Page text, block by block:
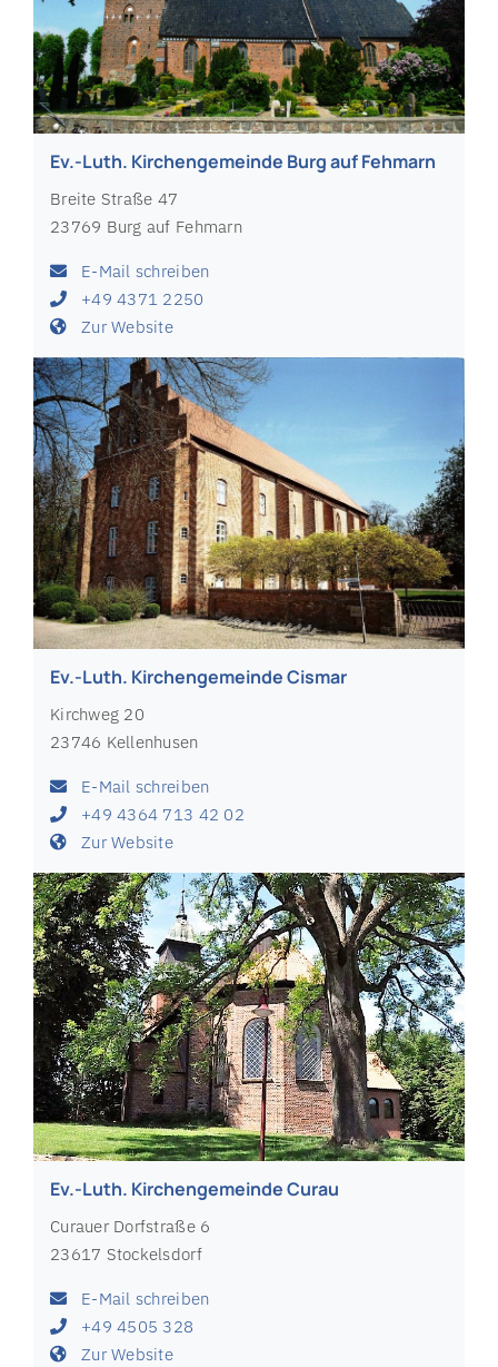
Ev.-Luth. Kirchengemeinde Burg auf Fehmarn
Breite Straße 47
23769 Burg auf Fehmarn
E-Mail schreiben
+49 4371 2250
Zur Website
Ev.-Luth. Kirchengemeinde Cismar
Kirchweg 20
23746 Kellenhusen
E-Mail schreiben
+49 4364 713 42 02
Zur Website
Ev.-Luth. Kirchengemeinde Curau
Curauer Dorfstraße 6
23617 Stockelsdorf
E-Mail schreiben
+49 4505 328
Zur Website